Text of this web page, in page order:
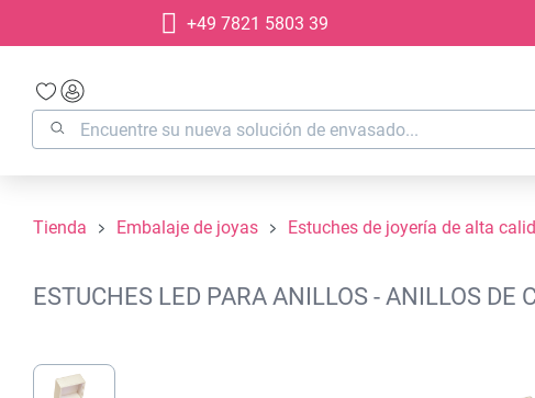
Saltar a la navegación principal
+49 7821 5803 39
Tienda Embalaje de joyas Estuches de joyería de alta
ESTUCHES LED PARA ANILLOS - ANILLOS
Omitir galería de imágenes